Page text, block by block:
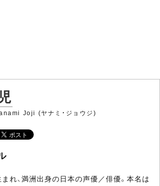
Joji (ヤナミ・ジョウジ)
れ、満洲出身の日本の声優／俳優。本名は